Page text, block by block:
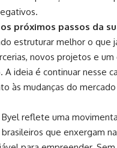
próximos passos da
estruturar melhor o que
novos projetos e
A ideia é continuar nesse
às mudanças do
reflete uma
que enxergam